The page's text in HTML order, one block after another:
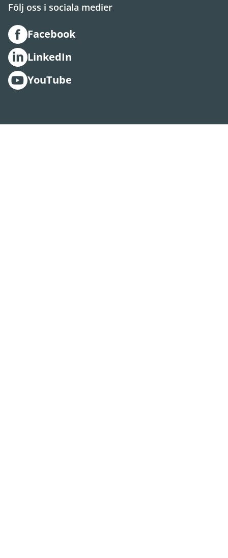
Följ oss i sociala medier
Facebook
LinkedIn
YouTube